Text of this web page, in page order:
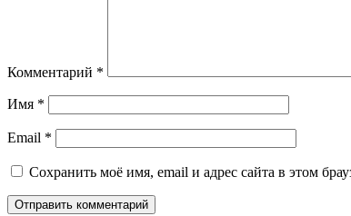
Комментарий *
Имя *
Email *
Сохранить моё имя, email и адрес сайта в этом